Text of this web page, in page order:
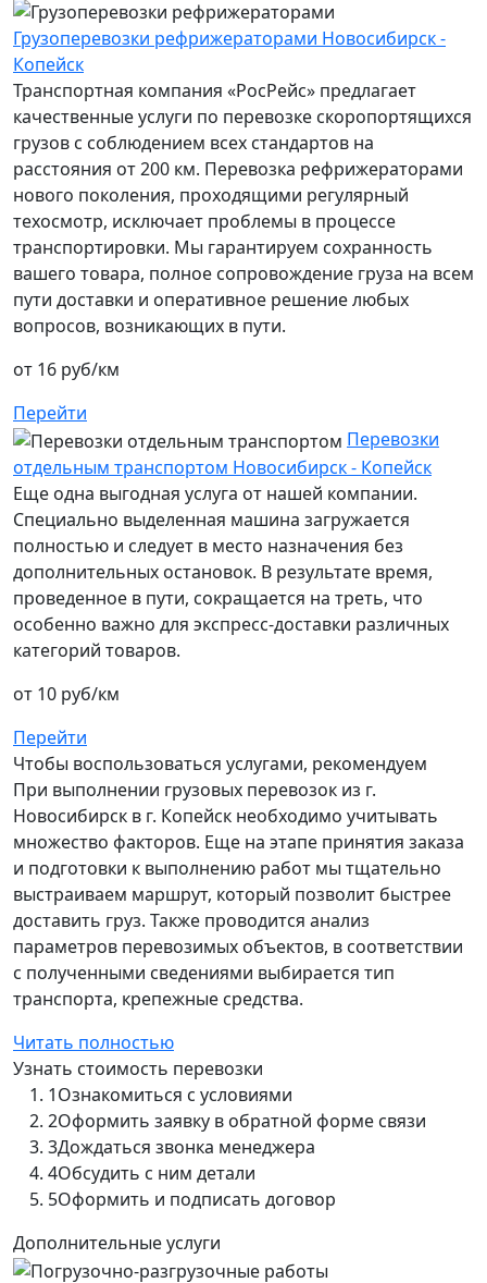
Грузоперевозки рефрижераторами Новосибирск -
Копейск
Транспортная компания «РосРейс» предлагает
качественные услуги по перевозке скоропортящихся
грузов с соблюдением всех стандартов на
расстояния от 200 км. Перевозка рефрижераторами
нового поколения, проходящими регулярный
техосмотр, исключает проблемы в процессе
транспортировки. Мы гарантируем сохранность
вашего товара, полное сопровождение груза на всем
пути доставки и оперативное решение любых
вопросов, возникающих в пути.
от 16 руб/км
Перейти
Перевозки
отдельным транспортом Новосибирск - Копейск
Еще одна выгодная услуга от нашей компании.
Специально выделенная машина загружается
полностью и следует в место назначения без
дополнительных остановок. В результате время,
проведенное в пути, сокращается на треть, что
особенно важно для экспресс-доставки различных
категорий товаров.
от 10 руб/км
Перейти
Чтобы воспользоваться услугами, рекомендуем
При выполнении грузовых перевозок из г.
Новосибирск в г. Копейск необходимо учитывать
множество факторов. Еще на этапе принятия заказа
и подготовки к выполнению работ мы тщательно
выстраиваем маршрут, который позволит быстрее
доставить груз. Также проводится анализ
параметров перевозимых объектов, в соответствии
с полученными сведениями выбирается тип
транспорта, крепежные средства.
Читать полностью
Узнать стоимость перевозки
1Ознакомиться с условиями
2Оформить заявку в обратной форме связи
3Дождаться звонка менеджера
4Обсудить с ним детали
5Оформить и подписать договор
Дополнительные услуги